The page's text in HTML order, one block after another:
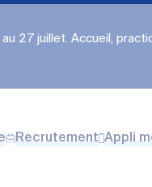
27 juillet. Accueil,
Recrutement Appli